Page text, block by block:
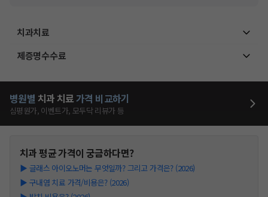
치과치료
제증명수수료
병원별 치과 치료가격 비교하기
심평원가, 이벤트가, 모두닥 리뷰가 등
치과평균 가격이 궁금하다면?
▶ 글래스 아이오노머는 무엇일까? 그리고 가격은? (2026)
▶ 구내염 치료 가격/비용은? (2026)